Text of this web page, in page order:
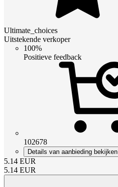
Ultimate_choices
Uitstekende verkoper
100%
Positieve feedback
102678
Details van aanbieding bekijken
5.14 EUR
5.14 EUR